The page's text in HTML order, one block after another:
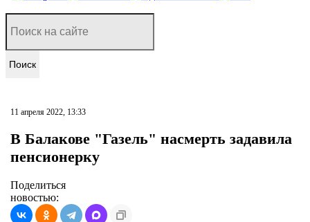
Поиск
11 апреля 2022, 13:33
В Балакове "Газель" насмерть задавила
пенсионерку
Поделиться
новостью: